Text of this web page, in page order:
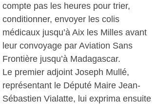
compte pas les heures pour trier,
conditionner, envoyer les colis
médicaux jusqu’à Aix les Milles avant
leur convoyage par Aviation Sans
Frontière jusqu’à Madagascar.
Le premier adjoint Joseph Mullé,
représentant le Député Maire Jean-
Sébastien Vialatte, lui exprima ensuite